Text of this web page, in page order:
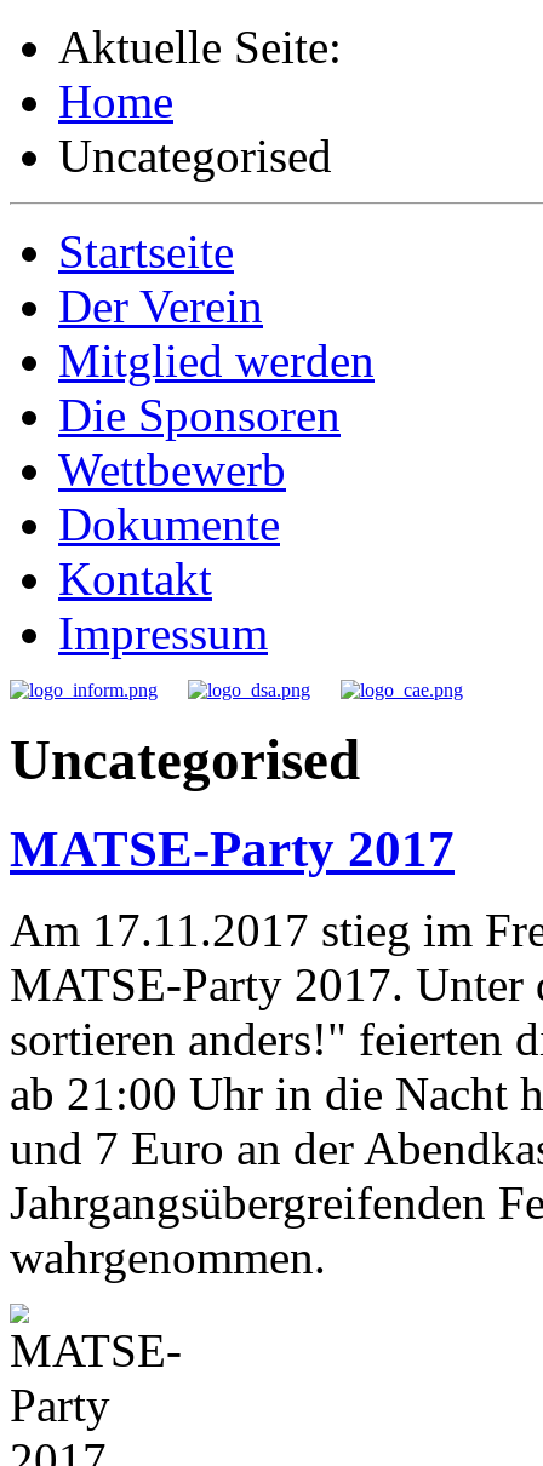
Aktuelle Seite:
Home
Uncategorised
Startseite
Der Verein
Mitglied werden
Die Sponsoren
Wettbewerb
Dokumente
Kontakt
Impressum
Uncategorised
MATSE-Party 2017
Am 17.11.2017 stieg im
MATSE-Party 2017.
sortieren anders!" feierten
ab 21:00 Uhr in die Nacht
und 7 Euro an der
Jahrgangsübergreifenden
wahrgenommen.